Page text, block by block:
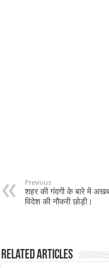
Previous
शहर की गंदगी के बारे में
विदेश की नौकरी छोड़ी।
Related Articles